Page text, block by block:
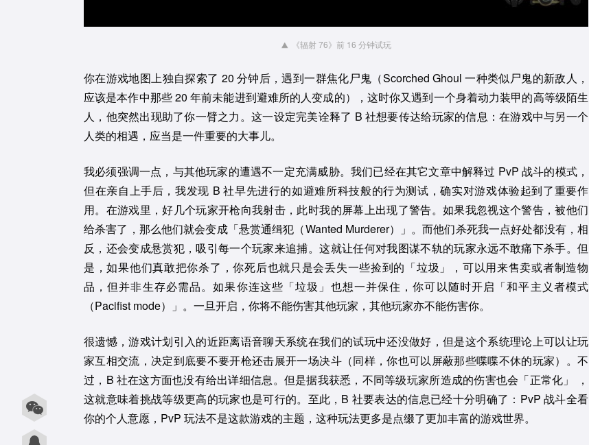
V
i
d
e
《辐射 76》前 16 分钟试玩
你在游戏地图上独自探索了 20 分钟后，遇到一群焦化尸鬼（Scorched Ghoul 一种类似尸鬼的新敌人，
应该是本作中那些 20 年前未能进到避难所的人变成的），这时你又遇到一个身着动力装甲的高等级陌生
人，他突然出现助了你一臂之力。这一设定完美诠释了 B 社想要传达给玩家的信息：在游戏中与另一个
人类的相遇，应当是一件重要的大事儿。
我必须强调一点，与其他玩家的遭遇不一定充满威胁。我们已经在其它文章中解释过 PvP 战斗的模式，
但在亲自上手后，我发现 B 社早先进行的如避难所科技般的行为测试，确实对游戏体验起到了重要作
用。在游戏里，好几个玩家开枪向我射击，此时我的屏幕上出现了警告。如果我忽视这个警告，被他们
给杀害了，那么他们就会变成「悬赏通缉犯（Wanted Murderer）」。而他们杀死我一点好处都没有，相
反，还会变成悬赏犯，吸引每一个玩家来追捕。这就让任何对我图谋不轨的玩家永远不敢痛下杀手。但
是，如果他们真敢把你杀了，你死后也就只是会丢失一些捡到的「垃圾」，可以用来售卖或者制造物
品，但并非生存必需品。如果你连这些「垃圾」也想一并保住，你可以随时开启「和平主义者模式
（Pacifist mode）」。一旦开启，你将不能伤害其他玩家，其他玩家亦不能伤害你。
很遗憾，游戏计划引入的近距离语音聊天系统在我们的试玩中还没做好，但是这个系统理论上可以让玩
家互相交流，决定到底要不要开枪还击展开一场决斗（同样，你也可以屏蔽那些喋喋不休的玩家）。不
过，B 社在这方面也没有给出详细信息。但是据我获悉，不同等级玩家所造成的伤害也会「正常化」 ，
这就意味着挑战等级更高的玩家也是可行的。至此，B 社要表达的信息已经十分明确了：PvP 战斗全看
你的个人意愿，PvP 玩法不是这款游戏的主题，这种玩法更多是点缀了更加丰富的游戏世界。